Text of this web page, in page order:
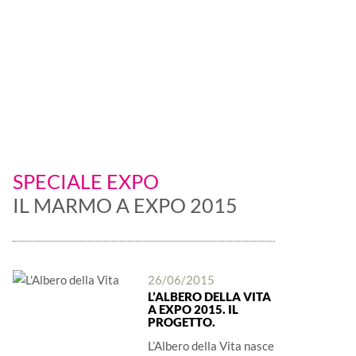
SPECIALE EXPO
IL MARMO A EXPO 2015
26/06/2015
L’ALBERO DELLA VITA
A EXPO 2015. IL
PROGETTO.
L’Albero della Vita nasce